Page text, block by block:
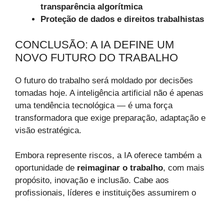
transparência algorítmica
Proteção de dados e direitos trabalhistas
CONCLUSÃO: A IA DEFINE UM
NOVO FUTURO DO TRABALHO
O futuro do trabalho será moldado por decisões
tomadas hoje. A inteligência artificial não é apenas
uma tendência tecnológica — é uma força
transformadora que exige preparação, adaptação e
visão estratégica.
Embora represente riscos, a IA oferece também a
oportunidade de reimaginar o trabalho, com mais
propósito, inovação e inclusão. Cabe aos
profissionais, líderes e instituições assumirem o